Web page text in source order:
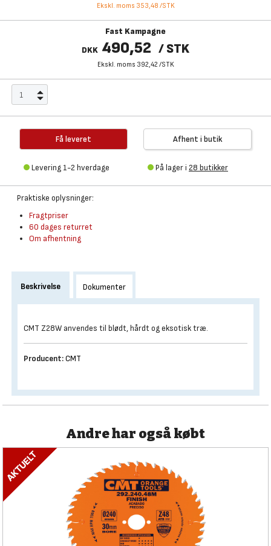
Ekskl. moms 353,48 /STK
Fast Kampagne
DKK 490,52 /STK
Ekskl. moms 392,42 /STK
Få leveret
Levering 1-2 hverdage
Afhent i butik
På lager i 28 butikker
Praktiske oplysninger:
Fragtpriser
60 dages returret
Om afhentning
Beskrivelse Dokumenter
CMT Z28W anvendes til blødt, hårdt og eksotisk træ.
Producent:CMT
Andre har også købt